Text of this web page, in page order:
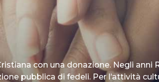
con una donazione. Negli
pubblica di fedeli. Per l’attività